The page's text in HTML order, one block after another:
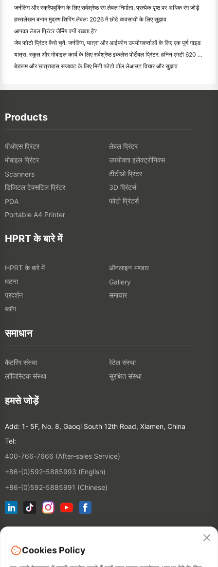
जर्नलिंग और स्क्रैपबुकिंग के लिए सर्वश्रेष्ठ रंग लेबल निर्माता: प्रत्येक पृष्ठ पर अधिक रंग जोड़ें
हस्तलेखन बनाम मुद्रण शिपिंग लेबल: 2026 में छोटे व्यवसायों के लिए सुझाव
आपका लेबल प्रिंटर जैमिंग क्यों रखता है?
जेब फोटो प्रिंटर कैसे चुनें: जर्नलिंग, यात्रा और आईफोन उपयोगकर्ताओं के लिए एक पूर्ण गाइड
यात्रा, स्कूल और मोबाइल कार्य के लिए सर्वश्रेष्ठ इंकलेस पोर्टेबल प्रिंटर: हनिन एमटी 620 प्रो समीक्षा
बेडरूम और छात्रावास सजावट के लिए मिनी फोटो वॉल लेआउट विचार और सुझाव
Products
पीओएस प्रिंटर
लेबल प्रिंटर
मोबाइल प्रिंटर
उपयोक्ता इलेक्ट्रोनिक्स
Scanners
टीटीओ प्रिंटर
डिजिटल टेक्सटिल प्रिंटर
3D प्रिंटर्स
PDA
फोटो प्रिंटर्स
Portable A4 Printer
HPRT के बारे में
HPRT के बारे में
ऑनलाइन भण्डार
घटना
Gallery
प्रदर्शन
समाचार
ब्लॉग
समाधान
कैटरिंग संस्था
रेटेल संस्था
लॉजिस्टिक संस्था
सुरक्षित संस्था
हमसे जोड़ें
Add: 1- 5F, No. 8, Gaoqi South 12th Road, Xiamen, China
Tel:
400-766-7666 (After-sales Service)
+86-(0)592-5885993 (English)
+86-(0)592-5885991 (Chinese)
Cookies Policy